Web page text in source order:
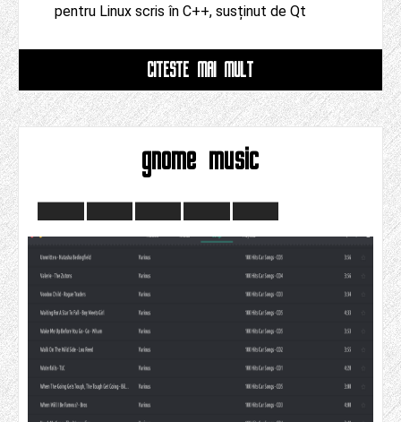
pentru Linux scris în C++, susținut de Qt
CITESTE MAI MULT
gnome music